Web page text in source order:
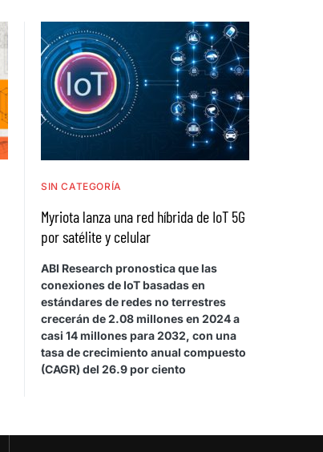
SIN CATEGORÍA
Myriota lanza una red híbrida de IoT 5G
por satélite y celular
ABI Research pronostica que las
conexiones de IoT basadas en
estándares de redes no terrestres
crecerán de 2.08 millones en 2024 a
casi 14 millones para 2032, con una
tasa de crecimiento anual compuesto
(CAGR) del 26.9 por ciento